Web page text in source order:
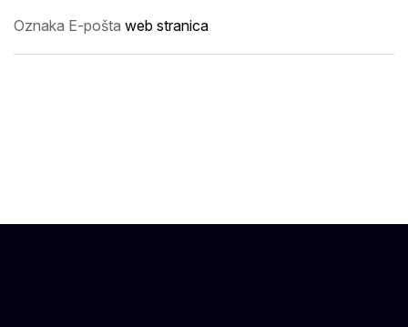
Oznaka E-pošta web stranica